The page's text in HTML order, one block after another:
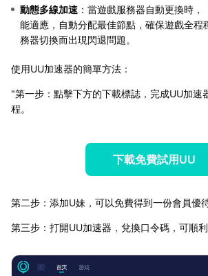
動態多線加速 ：當遊戲服務器自動更換時，
能適應，自動分配最佳節點，確保遊戲全程
務器切換而出現閃退問題。
使用UU加速器的簡單方法：
"第一步：點擊下方的下載標誌，完成UU加速
程。
下載免費試用UU
第二步：添加U妹，可以免費得到一份會員優待
第三步：打開UU加速器，兌換口令碼，可順利